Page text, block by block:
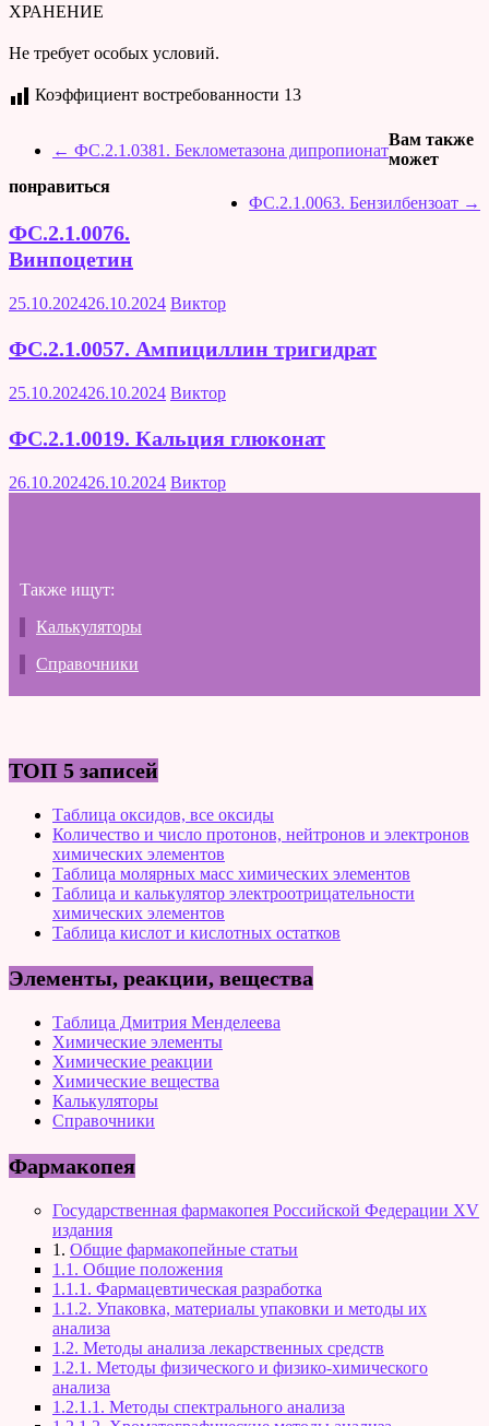
ХРАНЕНИЕ
Не требует особых условий.
Коэффициент востребованности 13
← ФС.2.1.0381. Беклометазона дипропионат
ФС.2.1.0063. Бензилбензоат →
Вам также
может
понравиться
ФС.2.1.0076.
Винпоцетин
25.10.202426.10.2024 Виктор
ФС.2.1.0057. Ампициллин тригидрат
25.10.202426.10.2024 Виктор
ФС.2.1.0019. Кальция глюконат
26.10.202426.10.2024 Виктор
Также ищут:
Калькуляторы
Справочники
ТОП 5 записей
Таблица оксидов, все оксиды
Количество и число протонов, нейтронов и электронов
химических элементов
Таблица молярных масс химических элементов
Таблица и калькулятор электроотрицательности
химических элементов
Таблица кислот и кислотных остатков
Элементы, реакции, вещества
Таблица Дмитрия Менделеева
Химические элементы
Химические реакции
Химические вещества
Калькуляторы
Справочники
Фармакопея
Государственная фармакопея Российской Федерации XV
издания
1. Общие фармакопейные статьи
1.1. Общие положения
1.1.1. Фармацевтическая разработка
1.1.2. Упаковка, материалы упаковки и методы их
анализа
1.2. Методы анализа лекарственных средств
1.2.1. Методы физического и физико-химического
анализа
1.2.1.1. Методы спектрального анализа